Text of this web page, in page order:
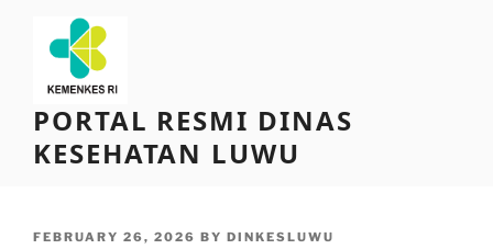
content
PORTAL RESMI DINAS
KESEHATAN LUWU
POSTED
FEBRUARY 26, 2026 BY DINKESLUWU